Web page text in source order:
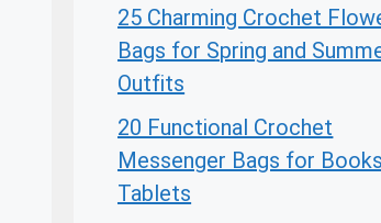
25 Charming Crochet
Bags for Spring and
Outfits
20 Functional Crochet
Messenger Bags for
Tablets